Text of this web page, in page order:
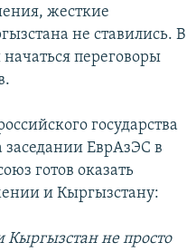
жесткие
не ставились. В
переговоры
государства
заседании ЕврАзЭС в
готов оказать
и Кыргызстану:
не просто